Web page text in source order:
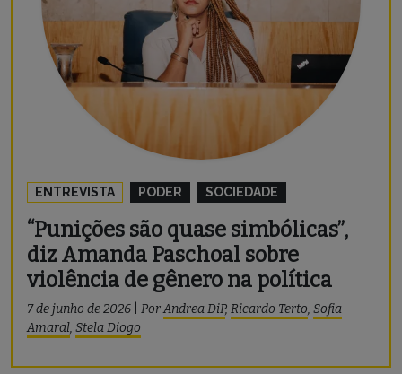
ENTREVISTA PODER SOCIEDADE
“Punições são quase simbólicas”,
diz Amanda Paschoal sobre
violência de gênero na política
7 de junho de 2026 PorAndrea DiP, Ricardo Terto, Sofia
Amaral, Stela Diogo